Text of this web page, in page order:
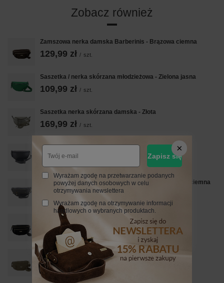
Zobacz również
Zamszowa nerka damska Barberinis - Brązowa ciemna
129,99 zł / szt.
Saszetka / nerka skórzana młodzieżowa - Zielona jasna
109,99 zł / szt.
Saszetka nerka skórzana damska - Złota
169,99 zł / szt.
Saszetka / nerka skórzana młodzieżowa - Czarna
109,99 zł
Damska torebka nerka skórzana z kieszenią - Szara ciemna
189,99 zł
Zamszowa nerka damska Barberinis - Czarna
129,99 zł / szt.
Zamszowa nerka damska Barberinis - Beżowa
129,99 zł szt.
Zapisz się
Wyrażam zgodę na przetwarzanie podanych
powyżej danych osobowych w celu
otrzymywania newslettera
Wyrażam zgodę na otrzymywanie informacji
handlowych o wybranych produktach.